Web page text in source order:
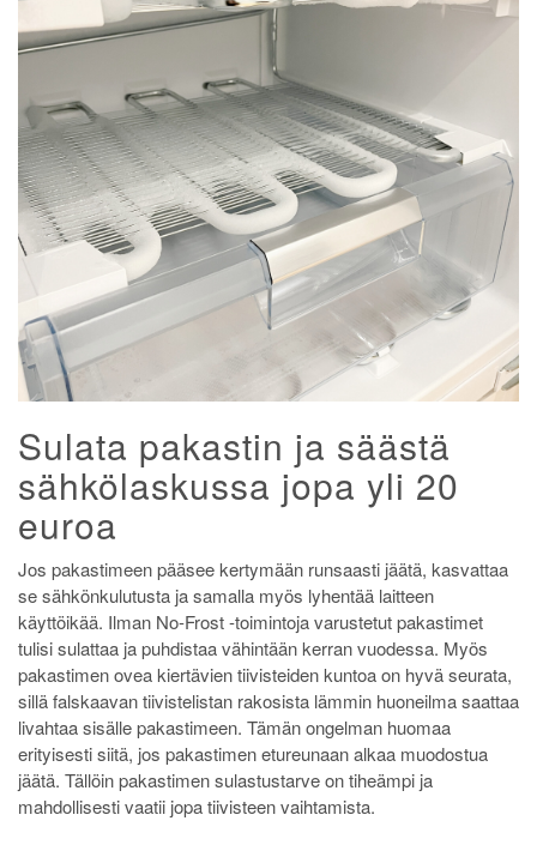
Sulata pakastin ja säästä
sähkölaskussa jopa yli 20
euroa
Jos pakastimeen pääsee kertymään runsaasti jäätä, kasvattaa
se sähkönkulutusta ja samalla myös lyhentää laitteen
käyttöikää. Ilman No-Frost -toimintoja varustetut pakastimet
tulisi sulattaa ja puhdistaa vähintään kerran vuodessa. Myös
pakastimen ovea kiertävien tiivisteiden kuntoa on hyvä seurata,
sillä falskaavan tiivistelistan rakosista lämmin huoneilma saattaa
livahtaa sisälle pakastimeen. Tämän ongelman huomaa
erityisesti siitä, jos pakastimen etureunaan alkaa muodostua
jäätä. Tällöin pakastimen sulastustarve on tiheämpi ja
mahdollisesti vaatii jopa tiivisteen vaihtamista.